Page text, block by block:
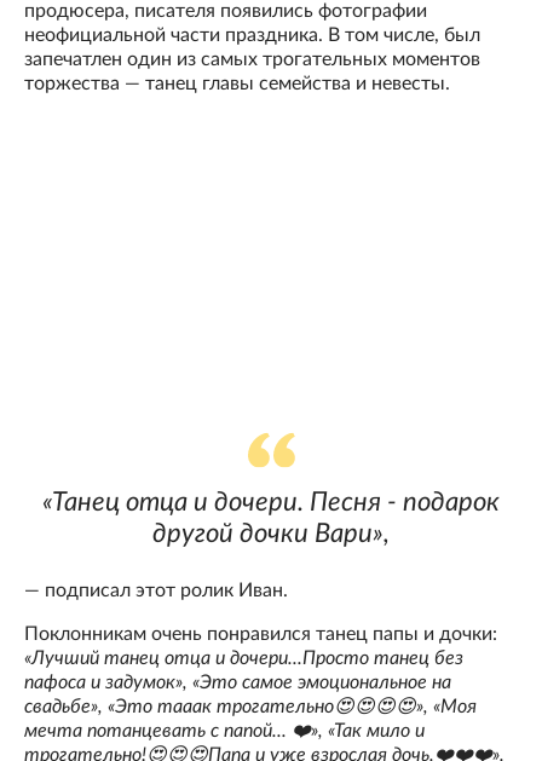
продюсера, писателя появились фотографии
неофициальной части праздника. В том числе, был
запечатлен один из самых трогательных моментов
торжества — танец главы семейства и невесты.
«Танец отца и дочери. Песня - подарок
другой дочки Вари»,
— подписал этот ролик Иван.
Поклонникам очень понравился танец папы и дочки:
«Лучший танец отца и дочери...Просто танец без
пафоса и задумок», «Это самое эмоциональное на
свадьбе», «Это тааак трогательно😍😍😍😍», «Моя
мечта потанцевать с папой... ❤️», «Так мило и
трогательно!😍😍😍Папа и уже взрослая дочь.❤️❤️❤️».